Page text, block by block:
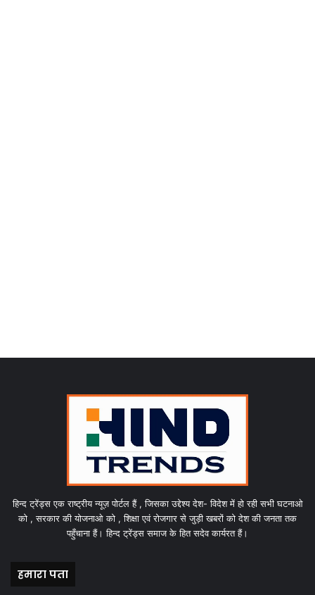
हिन्द ट्रेंड्स एक राष्ट्रीय न्यूज़ पोर्टल हैं , जिसका उद्देश्य देश- विदेश में हो रही सभी घटनाओ
को , सरकार की योजनाओ को , शिक्षा एवं रोजगार से जुड़ी खबरों को देश की जनता तक
पहुँचाना हैं। हिन्द ट्रेंड्स समाज के हित सदेव कार्यरत हैं।
हमारा पता